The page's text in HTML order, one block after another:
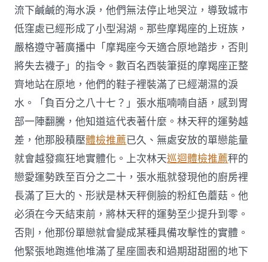
流下鹹鹹的海水淚，他們無法停止地哭泣，導致城市
低窪處已經形成了小型潟湖。那些摩羯座的上班族，
嚴格遵守著廣播中「摩羯座今天適合原地踏步，否則
將失去襪子」的指令。數百名西裝筆挺的摩羯座正整
齊地站在原地，他們的鞋子裡裝滿了已經潮濕的淚
水。「負百分之八十七？」張水瓶喃喃自語，感到胃
部一陣翻騰，他知道這代表著什麼。林天秤的運勢越
差，他那股積壓體檢推薦已久、無處安放的單戀能量
就會越發瘋狂地實體化。上次林天巡迴體檢推薦秤的
戀愛運勢跌至百分之二十，張水瓶就發現他的廚房裡
長滿了巨大的、形狀是林天秤側臉的粉紅色蘑菇。他
必須在今天結束前，將林天秤的運勢至少提升到零。
否則，他那份單戀就會變成某種具備攻擊性的實體。
他緊張地跑進他堆滿了星座圖表和過期甜甜圈的地下